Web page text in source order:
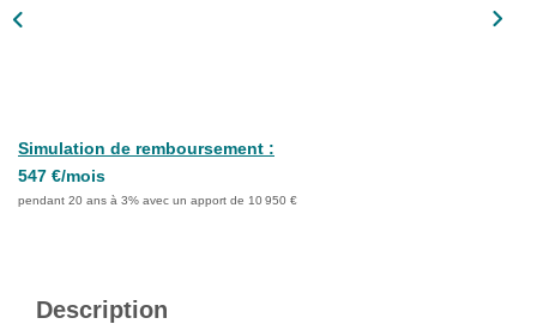
Simulation de remboursement :
547 €/mois
pendant 20 ans à 3% avec un apport de 10 950 €
Description